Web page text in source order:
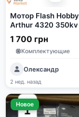
Мотор Flash Hobby
Arthur 4320 350kv
1 700 грн
Комплектующие
Олександр
2 нед. назад
Новое